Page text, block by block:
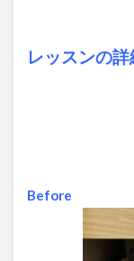
レッスンの
Before